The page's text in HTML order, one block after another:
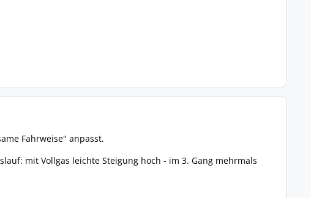
Fahrweise" anpasst.
mit Vollgas leichte Steigung hoch - im 3. Gang mehrmals